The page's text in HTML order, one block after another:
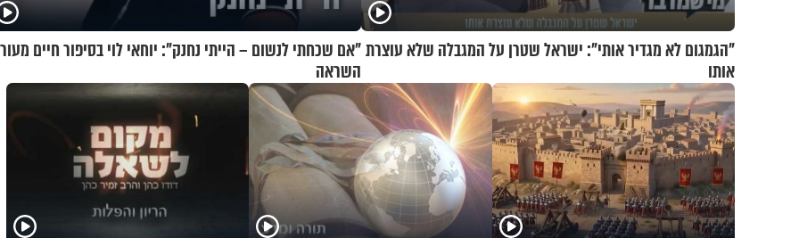
"הגמגום לא מגדיר אותי": ישראל שטרן על המגבלה שלא עוצרת
אותו
"אם שכחתי לנשום – הייתי נחנק": יוחאי לוי בסיפור חיים
השראה